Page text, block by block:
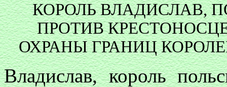
КОРОЛЬ ВЛАДИСЛАВ,
ПРОТИВ
ОХРАНЫ ГРАНИЦ
Владислав, король